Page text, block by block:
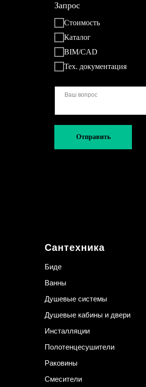
Запрос
Стоимость
Каталог
BIM/CAD
Тех. документация
Отправить
Сантехника
Биде
Ванны
Душевые системы
Душевые кабины и двери
Инсталляции
Полотенцесушители
Раковины
Смесители